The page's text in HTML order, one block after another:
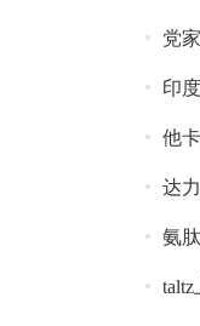
党
印
他
达
氨